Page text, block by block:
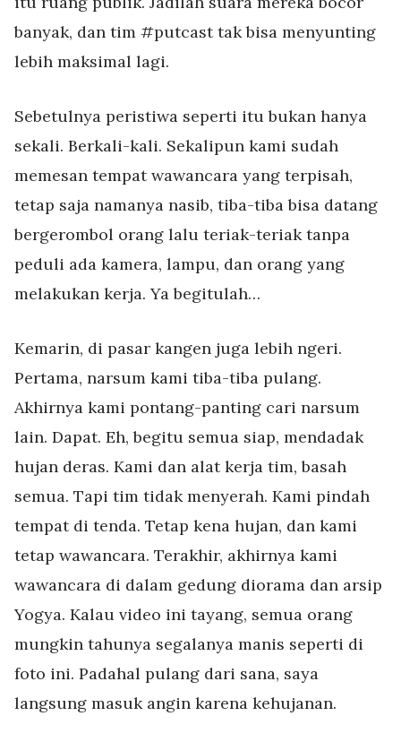
banyak, dan tim #putcast tak bisa menyunting
lebih maksimal lagi.
Sebetulnya peristiwa seperti itu bukan hanya
sekali. Berkali-kali. Sekalipun kami sudah
memesan tempat wawancara yang terpisah,
tetap saja namanya nasib, tiba-tiba bisa datang
bergerombol orang lalu teriak-teriak tanpa
peduli ada kamera, lampu, dan orang yang
melakukan kerja. Ya begitulah…
Kemarin, di pasar kangen juga lebih ngeri.
Pertama, narsum kami tiba-tiba pulang.
Akhirnya kami pontang-panting cari narsum
lain. Dapat. Eh, begitu semua siap, mendadak
hujan deras. Kami dan alat kerja tim, basah
semua. Tapi tim tidak menyerah. Kami pindah
tempat di tenda. Tetap kena hujan, dan kami
tetap wawancara. Terakhir, akhirnya kami
wawancara di dalam gedung diorama dan arsip
Yogya. Kalau video ini tayang, semua orang
mungkin tahunya segalanya manis seperti di
foto ini. Padahal pulang dari sana, saya
langsung masuk angin karena kehujanan.